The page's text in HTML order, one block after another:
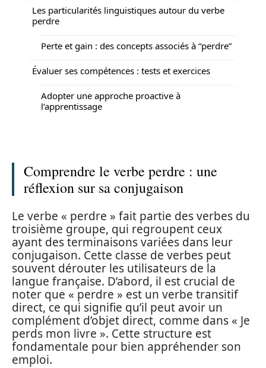
Les particularités linguistiques autour du verbe
perdre
Perte et gain : des concepts associés à “perdre”
Évaluer ses compétences : tests et exercices
Adopter une approche proactive à
l’apprentissage
Comprendre le verbe perdre : une
réflexion sur sa conjugaison
Le verbe « perdre » fait partie des verbes du
troisième groupe, qui regroupent ceux
ayant des terminaisons variées dans leur
conjugaison. Cette classe de verbes peut
souvent dérouter les utilisateurs de la
langue française. D’abord, il est crucial de
noter que « perdre » est un verbe transitif
direct, ce qui signifie qu’il peut avoir un
complément d’objet direct, comme dans « Je
perds mon livre ». Cette structure est
fondamentale pour bien appréhender son
emploi.